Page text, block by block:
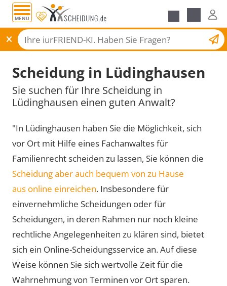
MENÜ
Scheidungsantrag
Scheidung in Lüdinghausen
Sie suchen für Ihre Scheidung in
Lüdinghausen einen guten Anwalt?
"In Lüdinghausen haben Sie die Möglichkeit, sich
vor Ort mit Hilfe eines Fachanwaltes für
Familienrecht scheiden zu lassen, Sie können die
Scheidung aber auch bequem von zu Hause
aus online einreichen. Insbesondere für
einvernehmliche Scheidungen oder für
Scheidungen, in deren Rahmen nur noch kleine
rechtliche Angelegenheiten zu klären sind, bietet
sich ein Online-Scheidungsservice an. Auf diese
Weise können Sie sich wertvolle Zeit für die
Wahrnehmung von Terminen vor Ort sparen.